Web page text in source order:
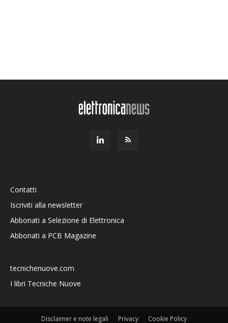
Contatti
Iscriviti alla newsletter
Abbonati a Selezione di Elettronica
Abbonati a PCB Magazine
tecnichenuove.com
I libri Tecniche Nuove
Disclaimer e note legali Privacy Cookie Policy